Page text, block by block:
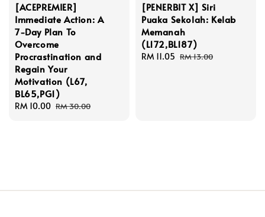
[ACEPREMIER]
Immediate Action: A
7-Day Plan To
Overcome
Procrastination and
Regain Your
Motivation (L67,
BL65,PG1)
Sale
RM 10.00 Regular
RM 30.00
[PENERBIT X] Siri
Puaka Sekolah: Kelab
Memanah
(L172,BL187)
Sale
RM 11.05 Regular
RM 13.00